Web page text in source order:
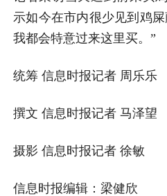
示如今在市内很少见到鸡
我都会特意过来这里买。”
统筹 信息时报记者 周乐乐
撰文 信息时报记者 马泽望
摄影 信息时报记者 徐敏
信息时报编辑：梁健欣